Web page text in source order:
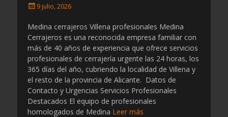
Publicado
9 julio, 2026
Medina cerrajeros Villena profesionales Medina
Cerrajeros es una reconocida empresa familiar con
más de 40 años de experiencia que ofrece servicios
profesionales de cerrajería urgente las 24 horas, los
365 días del año, cubriendo la localidad de Villena y
el resto de la provincia de Alicante. Datos de
Contacto y Urgencias Servicios Profesionales
Destacados El equipo de profesionales
homologados de Medina Leer más